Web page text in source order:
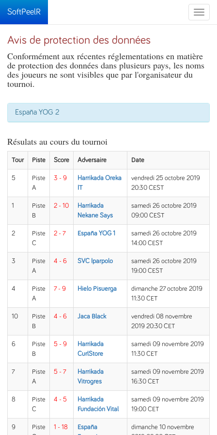
Toggle
SoftPeelR
Avis de protection des données
Conformément aux récentes réglementations en matière
de protection des données dans plusieurs pays, les noms
des joueurs ne sont visibles que par l'organisateur du
tournoi.
España YOG 2
Résulats au cours du tournoi
Tour Piste Score Adversaire Date
5
Piste
A
3 - 9
Harrikada Oreka
IT
vendredi 25 octobre 2019
20:30 CEST
1
Piste
B
2 - 10
Harrikada
Nekane Says
samedi 26 octobre 2019
09:00 CEST
2
Piste
C
2 - 7 España YOG 1
samedi 26 octobre 2019
14:00 CEST
3
Piste
A
4 - 6 SVC Iparpolo
samedi 26 octobre 2019
19:00 CEST
4
Piste
A
7 - 9 Hielo Pisuerga
dimanche 27 octobre 2019
11:30 CET
10
Piste
B
4 - 6 Jaca Black
vendredi 08 novembre
2019 20:30 CET
6
Piste
B
5 - 9
Harrikada
CurlStore
samedi 09 novembre 2019
11:30 CET
7
Piste
A
5 - 7
Harrikada
Vitrogres
samedi 09 novembre 2019
16:30 CET
8
Piste
C
4 - 5
Harrikada
Fundación Vital
samedi 09 novembre 2019
19:00 CET
9
Piste
1 - 18
España
dimanche 10 novembre